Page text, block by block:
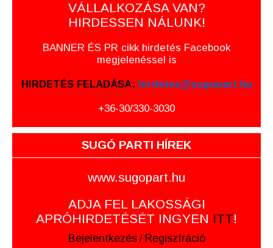
VÁLLALKOZÁSA VAN?
HIRDESSEN NÁLUNK!
BANNER ÉS PR cikk hirdetés Facebook
megjelenéssel is
HIRDETÉS FELADÁSA: hirdetes@sugopart.hu
+36-30/330-3030
SUGÓ PARTI HÍREK
www.sugopart.hu
ADJA FEL LAKOSSÁGI
APRÓHIRDETÉSÉT INGYEN ITT!
Bejelentkezés / Regisztráció